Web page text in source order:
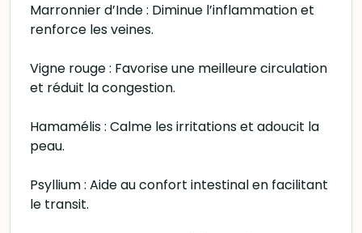
Marronnier d’Inde : Diminue l’inflammation et
renforce les veines.
Vigne rouge : Favorise une meilleure circulation
et réduit la congestion.
Hamamélis : Calme les irritations et adoucit la
peau.
Psyllium : Aide au confort intestinal en facilitant
le transit.